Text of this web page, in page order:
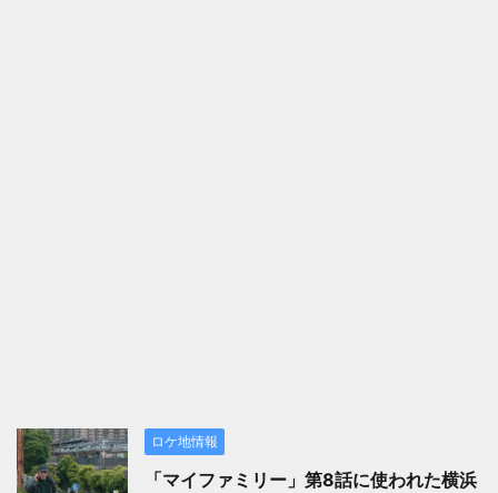
ロケ地情報
「マイファミリー」第8話に使われた横浜